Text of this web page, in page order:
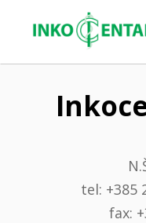
Centrala Zadar:
tel: +385
fax: